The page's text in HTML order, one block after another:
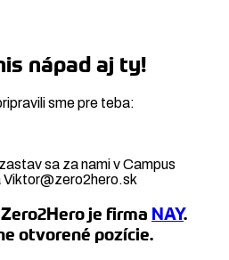
nápad aj ty!
sme pre teba:
sa za nami v Campus
Viktor@zero2hero.sk
je firma NAY.
otvorené pozície.